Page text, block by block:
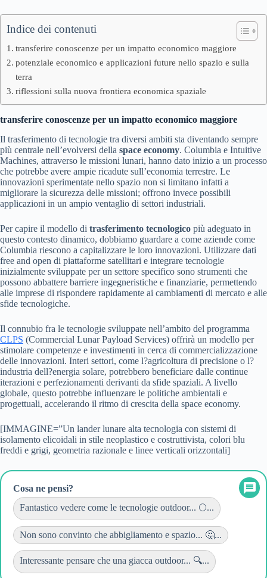
Indice dei contenuti
transferire conoscenze per un impatto economico maggiore
potenziale economico e applicazioni future nello spazio e sulla
terra
riflessioni sulla nuova frontiera economica spaziale
transferire conoscenze per un impatto economico maggiore
Il trasferimento di tecnologie tra diversi ambiti sta diventando sempre
più centrale nell’evolversi della space economy. Columbia e Intuitive
Machines, attraverso le missioni lunari, hanno dato inizio a un processo
che potrebbe avere ampie ricadute sull’economia terrestre. Le
innovazioni sperimentate nello spazio non si limitano infatti a
migliorare la sicurezza delle missioni; offrono invece possibili
applicazioni in un ampio ventaglio di settori industriali.
Per capire il modello di trasferimento tecnologico più adeguato in
questo contesto dinamico, dobbiamo guardare a come aziende come
Columbia riescono a capitalizzare le loro innovazioni. Utilizzare dati
free and open di piattaforme satellitari e integrare tecnologie
inizialmente sviluppate per un settore specifico sono strumenti che
possono abbattere barriere ingegneristiche e finanziarie, permettendo
alle imprese di rispondere rapidamente ai cambiamenti di mercato e alle
sfide tecnologiche.
Il connubio fra le tecnologie sviluppate nell’ambito del programma
CLPS (Commercial Lunar Payload Services) offrirà un modello per
stimolare competenze e investimenti in cerca di commercializzazione
delle innovazioni. Interi settori, come l?agricoltura di precisione o l?
industria dell?energia solare, potrebbero beneficiare dalle continue
iterazioni e perfezionamenti derivanti da sfide spaziali. A livello
globale, questo potrebbe influenzare le politiche ambientali e
progettuali, accelerando il ritmo di crescita della space economy.
[IMMAGINE=”Un lander lunare alta tecnologia con sistemi di
isolamento elicoidali in stile neoplastico e costruttivista, colori blu
freddi e grigi, geometria razionale e linee verticali orizzontali]
Cosa ne pensi?
Fantastico vedere come le tecnologie outdoor... 🌕...
Non sono convinto che abbigliamento e spazio... 🤔...
Interessante pensare che una giacca outdoor... 🔍...